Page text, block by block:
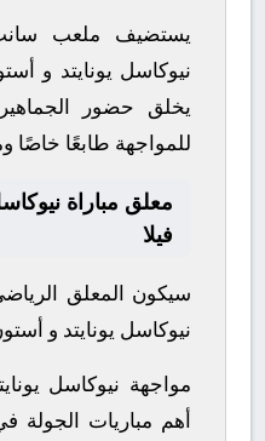
يستضيف ملعب
نيوكاسل يونايتد و
يخلق حضور
للمواجهة طابعًا خاصًا
معلق مباراة
فيلا
سيكون المعلق
نيوكاسل يونايتد و
مواجهة نيوكاسل
أهم مباريات الجولة